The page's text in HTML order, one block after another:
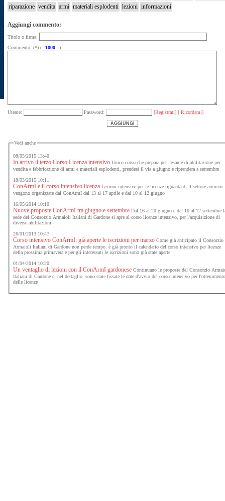
riparazione vendita armi materiali esplodenti lezioni informazioni
Aggiungi commento:
Titolo o firma:
Commento: (*) (
)
Utente: Password: [Registrati] [ Ricordami]
Vedi anche
08/05/2015 13:40
In arrivo il terzo Corso Licenza intensivo Unico corso che prepara per l'esame di abilitazione per
vendita e fabbricazione di armi e materiali esplodenti, prenderà il via a giugno e riprenderà a settembre
18/03/2015 10:11
ConArmI e il corso intensivo licenza Lezioni intensive per le licenze riguardanti il settore armiero
vengono organizzate dal ConArmI dal 13 al 17 aprile e dal 10 al 12 giugno
16/05/2014 10:10
Nuove proposte ConArmI tra giugno e settembre Dal 16 al 20 giugno e dal 10 al 12 settembre
sede del Consorzio Armaioli Italiani di Gardone si apre al corso licenze intensivo, per l'acquisizione di
diverse abilitazioni
26/01/2013 10:47
Corso intensivo ConArmI: già aperte le iscrizioni per marzo Come già anticipato il Consorzio
Armaioli Italiani di Gardone non perde tempo: è già pronto il calendario del corso intensivo per licenze
della prossima primavera e per gli interessati le iscrizioni sono già state aperte
01/04/2014 10:20
Un ventaglio di lezioni con il ConArmI gardonese Continuano le proposte del Consorzio
Italiani di Gardone e, nel dettaglio, sono state fissate le date d'avvio del corso intensivo per
delle licenze